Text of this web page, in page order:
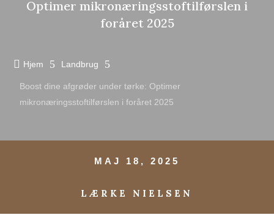
Optimer mikronæringsstoftilførslen i
foråret 2025
 Hjem 5 Landbrug 5
Boost dine afgrøder under tørke: Optimer
mikronæringsstoftilførslen i foråret 2025
MAJ 18, 2025
LÆRKE NIELSEN